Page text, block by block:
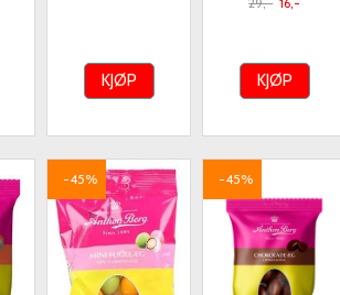
KJØP KJØP
-45% -45%